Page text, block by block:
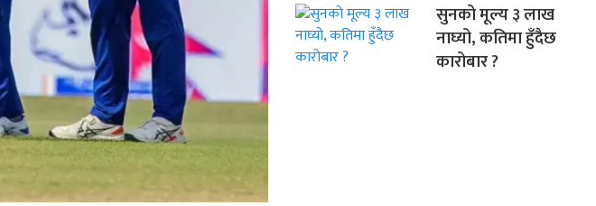
सुनको मूल्य ३ लाख
नाघ्यो, कतिमा हुँदैछ
कारोबार ?